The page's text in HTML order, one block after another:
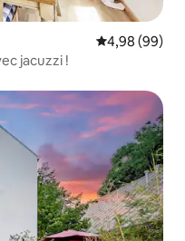
Évaluation
4,98 (99)
jacuzzi !
appréciés